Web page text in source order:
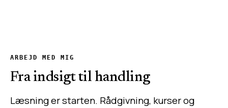
ARBEJD MED MIG
Fra indsigt til handling
Læsning er starten. Rådgivning, kurser og